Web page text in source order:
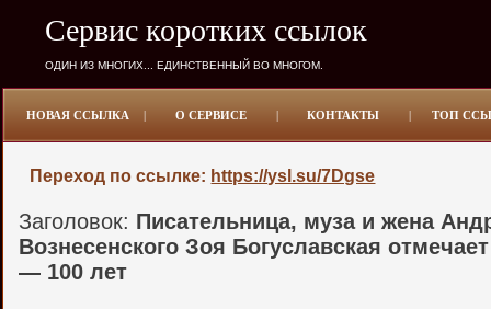
Сервис коротких ссылок
ОДИН ИЗ МНОГИХ... ЕДИНСТВЕННЫЙ ВО МНОГОМ.
НОВАЯ ССЫЛКА | О СЕРВИСЕ | КОНТАКТЫ | ТОП
Переход по ссылке: https://ysl.su/7Dgse
Заголовок: Писательница, муза и жена
Вознесенского Зоя Богуславская
— 100 лет